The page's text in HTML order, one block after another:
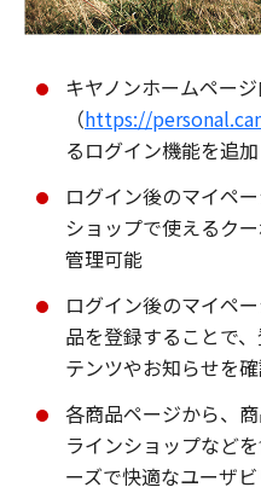
キヤノンホームペー
（https://
るログイン機能を追加
ログイン後のマイペ
ショップで使えるク
管理可能
ログイン後のマイペ
品を登録することで
テンツやお知らせを
各商品ページから、
ラインショップなど
ーズで快適なユーザ